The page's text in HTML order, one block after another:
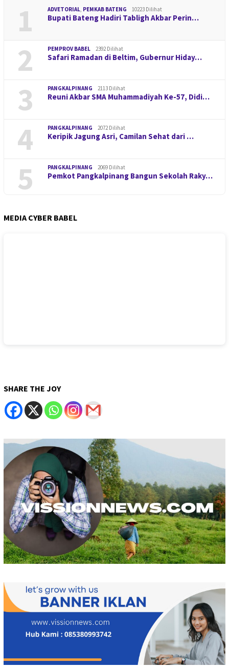
1 ADVETORIAL, PEMKAB BATENG 10223 Dilihat
Bupati Bateng Hadiri Tabligh Akbar Perin…
2 PEMPROV BABEL 2392 Dilihat
Safari Ramadan di Beltim, Gubernur Hiday…
3 PANGKALPINANG 2113 Dilihat
Reuni Akbar SMA Muhammadiyah Ke-57, Didi…
4 PANGKALPINANG 2072 Dilihat
Keripik Jagung Asri, Camilan Sehat dari …
5 PANGKALPINANG 2069 Dilihat
Pemkot Pangkalpinang Bangun Sekolah Raky…
MEDIA CYBER BABEL
SHARE THE JOY